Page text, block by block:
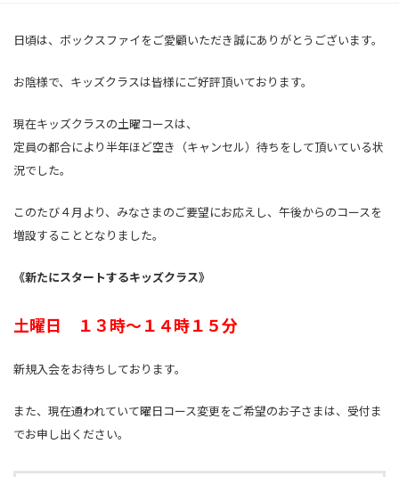
日頃は、ボックスファイをご愛顧いただき誠にありがとうございます。
お陰様で、キッズクラスは皆様にご好評頂いております。
現在キッズクラスの土曜コースは、
定員の都合により半年ほど空き（キャンセル）待ちをして頂いている状
況でした。
このたび４月より、みなさまのご要望にお応えし、午後からのコースを
増設することとなりました。
《新たにスタートするキッズクラス》
土曜日 １３時～１４時１５分
新規入会をお待ちしております。
また、現在通われていて曜日コース変更をご希望のお子さまは、受付ま
でお申し出ください。